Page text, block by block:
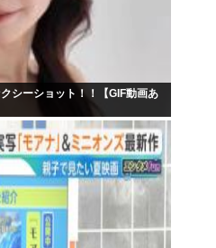
シーショット！！【GIF動画あ